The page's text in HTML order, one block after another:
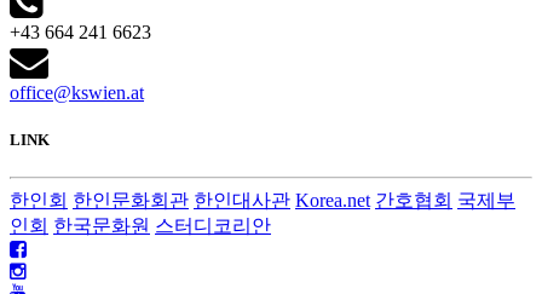
+43 664 241 6623
office@kswien.at
LINK
한인회 한인문화회관 한인대사관 Korea.net 간호협회 국제부
인회 한국문화원 스터디코리안